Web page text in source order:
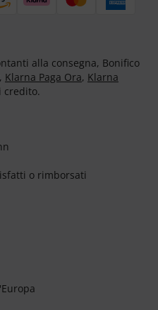
alla consegna, Bonifico
Klarna Paga Ora, Klarna
credito.
o rimborsati